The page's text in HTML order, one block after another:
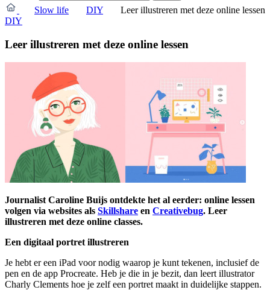
Slow life
DIY
Leer illustreren met deze online lessen
DIY
Leer illustreren met deze online lessen
Journalist Caroline Buijs ontdekte het al eerder: online lessen
volgen via websites als Skillshare en Creativebug. Leer
illustreren met deze online classes.
Een digitaal portret illustreren
Je hebt er een iPad voor nodig waarop je kunt tekenen, inclusief de
pen en de app Procreate. Heb je die in je bezit, dan leert illustrator
Charly Clements hoe je zelf een portret maakt in duidelijke stappen.